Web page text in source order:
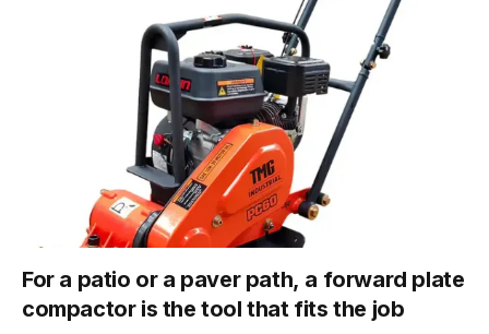
For a patio or a paver path, a forward plate
compactor is the tool that fits the job